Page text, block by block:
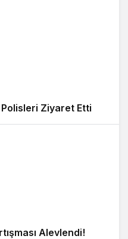
Ziyaret Etti
Alevlendi!